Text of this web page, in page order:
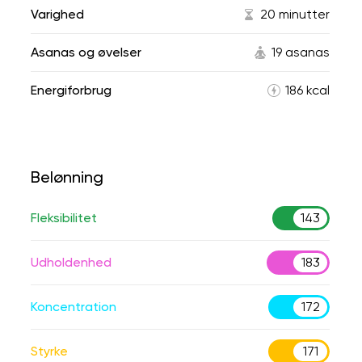
Varighed 20 minutter
Asanas og øvelser 19 asanas
Energiforbrug 186 kcal
Belønning
Fleksibilitet 143
Udholdenhed 183
Koncentration 172
Styrke 171